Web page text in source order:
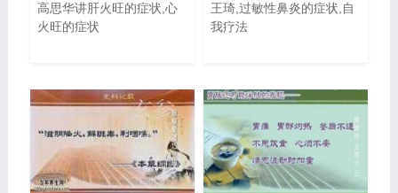
高思华讲肝火旺的症状,心
火旺的症状
王琦,过敏性鼻炎的症状,自
我疗法